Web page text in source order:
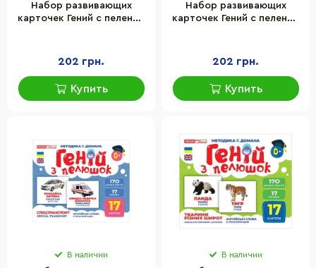
Набор развивающих
карточек Гений с пеленок
202 грн.
Купить
Набор развивающих
карточек Гений с пеленок
202 грн.
Купить
В наличии В наличии